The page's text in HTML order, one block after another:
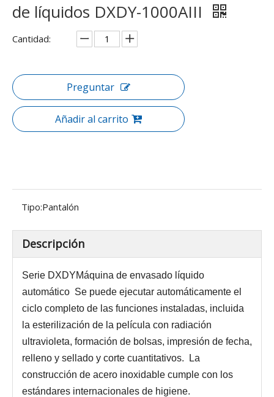
de líquidos DXDY-1000AIII
Cantidad:
Preguntar
Añadir al carrito
Tipo:Pantalón
Descripción
Serie DXDYMáquina de envasado líquido
automático Se puede ejecutar automáticamente el
ciclo completo de las funciones instaladas, incluida
la esterilización de la película con radiación
ultravioleta, formación de bolsas, impresión de fecha,
relleno y sellado y corte cuantitativos.
La
construcción de acero inoxidable cumple con los
estándares internacionales de higiene.